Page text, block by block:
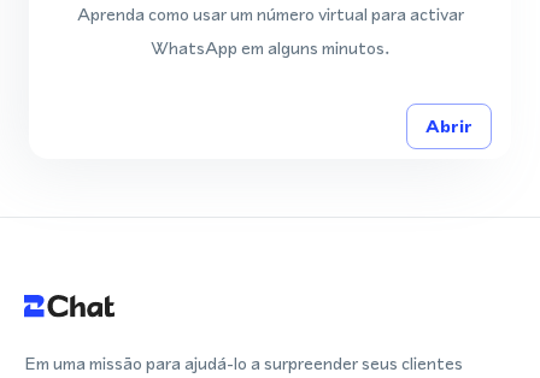
Aprenda como usar um número virtual para activar
WhatsApp em alguns minutos.
Abrir
Em uma missão para ajudá-lo a surpreender seus clientes